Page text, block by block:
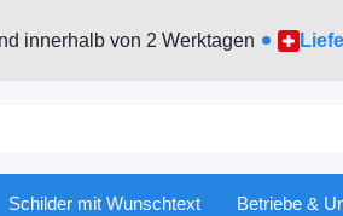
innerhalb von 2 Werktagen
Schilder mit Wunschtext Betriebe &